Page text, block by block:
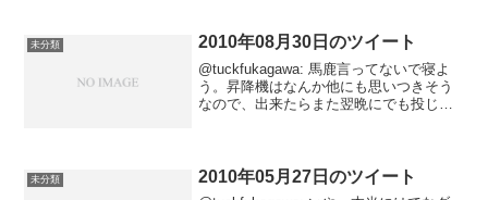
未分類 2010年08月30日のツイート
@tuckfukagawa: 馬鹿言ってないで寝よ
う。昇降機はなんか他にも思いつきそう
なので、出来たらまた翌晩にでも投じて
未分類 2010年05月27日のツイート